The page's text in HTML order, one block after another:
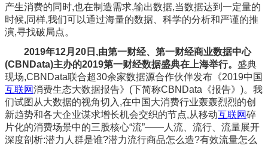
产生消费的同时,也在制造需求,输出数据,当数据达到一定量的
时候,同样,我们可以通过海量的数据、科学的分析和严谨的推
演,寻找破局点。
2019年12月20日,由第一财经、第一财经商业数据中心
(CBNData)主办的2019第一财经数据盛典在上海举行。 盛典
现场,CBNData联合超30余家数据源合作伙伴发布《2019中国
互联网消费生态大数据报告》(下简称CBNData《报告》)。我
们试图从大数据的视角切入,在中国大消费行业轰轰烈烈的创
新趋势和各大企业谋求增长机会交织的节点,从移动互联网碎
片化的消费场景中的三股核心“流”——人流、流行、流量展开
深度剖析:潜力人群是谁?潜力流行商品怎么造?有效流量怎么